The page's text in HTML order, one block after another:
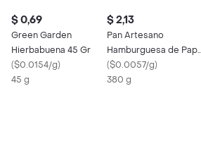
$ 0,69
Green Garden
Hierbabuena 45 Gr
($0.0154/g)
45 g
$ 2,13
Pan Artesano
Hamburguesa de Papa
X4 Und-
($0.0057/g)
380 g